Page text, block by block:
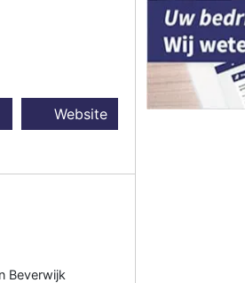
Website
Beverwijk